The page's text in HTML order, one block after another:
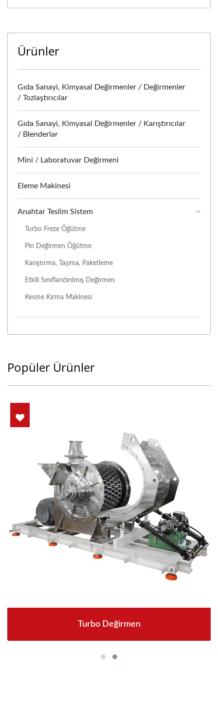
Ürünler
Gıda Sanayi, Kimyasal Değirmenler / Değirmenler
/ Tozlaştırıcılar
Gıda Sanayi, Kimyasal Değirmenler / Karıştırıcılar
/ Blenderlar
Mini / Laboratuvar Değirmeni
Eleme Makinesi
Anahtar Teslim Sistem
Turbo Freze Öğütme
Pin Değirmen Öğütme
Karıştırma, Taşıma, Paketleme
Etkili Sınıflandırılmış Değirmen
Kesme Kırma Makinesi
Popüler Ürünler
Turbo Değirmen